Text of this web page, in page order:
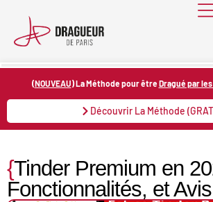
content
(NOUVEAU) La Méthode pour être Dragué par
Découvrir La Méthode
{Tinder Premium en
Fonctionnalités, et